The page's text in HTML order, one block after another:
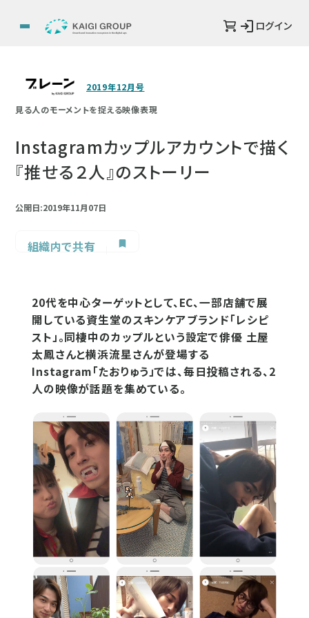
ログイン
2019年12月号
見る人のモーメントを捉える映像表現
Instagramカップルアカウントで描く
『推せる２人』のストーリー
公開日:2019年11月07日
組織内で共有
20代を中心ターゲットとして、EC、一部店舗で展
開している資生堂のスキンケアブランド「レシピ
スト」。同棲中のカップルという設定で俳優 土屋
太鳳さんと横浜流星さんが登場する
Instagram「たおりゅう」では、毎日投稿される、2
人の映像が話題を集めている。